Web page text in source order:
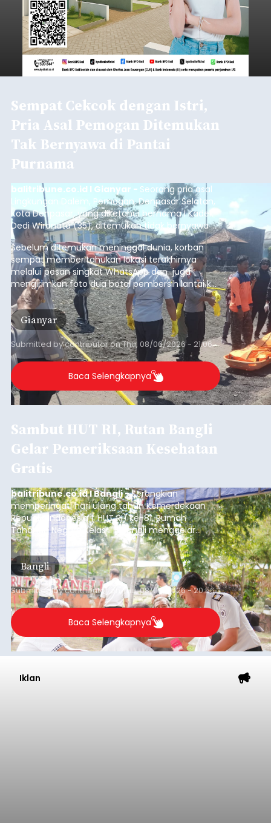
Sempat Cekcok dengan Istri,
Pria Asal Pemogan Ditemukan
Tak Bernyawa di Pantai
Purnama
balitribune.co.id I Gianyar - Seorang pria asal
Lingkungan Dalem, Pemogan, Denpasar Selatan,
Kota Denpasar, yang diketahui bernama I Kadek
Dedi Wiranata (35), ditemukan tidak bernyawa di
pesisir Pantai Purnama, Sukawati.
Sebelum ditemukan meninggal dunia, korban
sempat memberitahukan lokasi terakhirnya
melalui pesan singkat WhatsApp dan juga
mengirimkan foto dua botol pembersih lantai ke
istrinya.
Gianyar
Submitted bycontributoronThu, 08/06/2026 - 21:06
Baca Selengkapnya
Sambut HUT RI, Rutan Bangli
Gelar Pemeriksaan Kesehatan
Gratis
balitribune.co.id I Bangli -Serangkian
memperingati hari ulang tahun Kemerdekaan
Republik Indonesia ( HUT RI) ke-81, Rumah
Tahanan Negara Kelas II B Bangli menggelar
kegiatan pemeriksaan kesehatan gratis, Rabu
(6/8/2026).
Bangli
Submitted bycontributor Thu, 08/06/2026 - 20:56
Baca Selengkapnya
Iklan